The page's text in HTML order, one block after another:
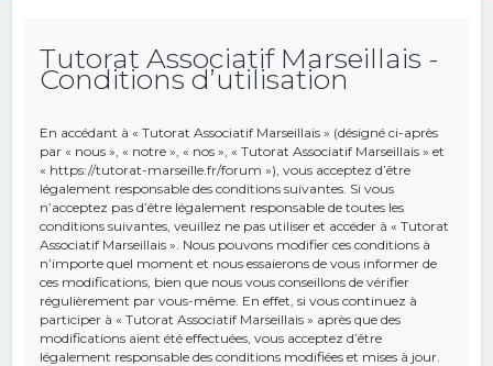
Tutorat Associatif Marseillais -
Conditions d’utilisation
En accédant à « Tutorat Associatif Marseillais » (désigné ci-après
par « nous », « notre », « nos », « Tutorat Associatif Marseillais » et
« https://tutorat-marseille.fr/forum »), vous acceptez d’être
légalement responsable des conditions suivantes. Si vous
n’acceptez pas d’être légalement responsable de toutes les
conditions suivantes, veuillez ne pas utiliser et accéder à « Tutorat
Associatif Marseillais ». Nous pouvons modifier ces conditions à
n’importe quel moment et nous essaierons de vous informer de
ces modifications, bien que nous vous conseillons de vérifier
régulièrement par vous-même. En effet, si vous continuez à
participer à « Tutorat Associatif Marseillais » après que des
modifications aient été effectuées, vous acceptez d’être
légalement responsable des conditions modifiées et mises à jour.